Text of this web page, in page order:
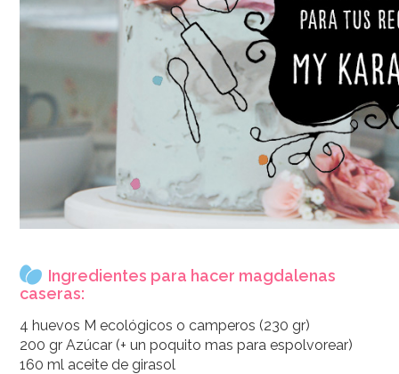
Ingredientes para hacer magdalenas
caseras:
4 huevos M ecológicos o camperos (230 gr)
200 gr Azúcar (+ un poquito mas para espolvorear)
160 ml aceite de girasol